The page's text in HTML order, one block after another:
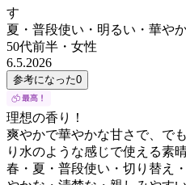
す
夏・普段使い・明るい・華や
50代前半 ・ 女性
6.5.2026
参考になった0
理想の香り！
爽やかで華やかな甘さで、で
り水のような感じで使える素
春・夏・普段使い・切り替え